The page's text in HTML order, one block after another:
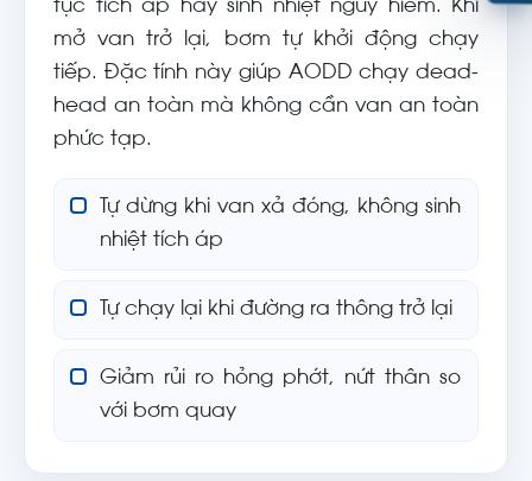
tục tích áp hay sinh nhiệt nguy hiểm. Khi
mở van trở lại, bơm tự khởi động chạy
tiếp. Đặc tính này giúp AODD chạy dead-
head an toàn mà không cần van an toàn
phức tạp.
Tự dừng khi van xả đóng, không sinh
nhiệt tích áp
Tự chạy lại khi đường ra thông trở lại
Giảm rủi ro hỏng phớt, nứt thân so
với bơm quay